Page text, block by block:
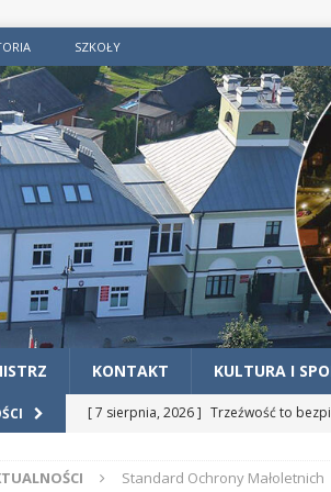
SZKOŁY
KONTAKT KULTURA I
[ 7 sierpnia, 2026 ] Trzeźwość to
[ 4 sierpnia, 2026 ] ZWROT PODATKU
Standard Ochrony Małoletnich